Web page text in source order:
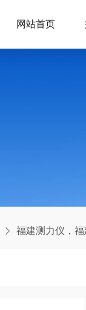
网站首页
福建测力仪，